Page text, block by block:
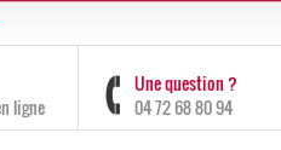
ligne
Une question ?
04 72 68 80 94